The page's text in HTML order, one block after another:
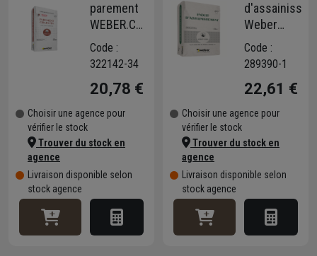
parement
WEBER.CAL
F
Code :
322142-34
20,78 €
Choisir une agence pour
vérifier le stock
Trouver du stock en
agence
Livraison disponible selon
stock agence
Weber
MEP SP
Code :
289390-1
22,61 €
Choisir une agence pour
vérifier le stock
Trouver du stock en
agence
Livraison disponible selon
stock agence